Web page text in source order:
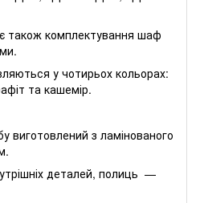
також комплектування шаф
у чотирьох кольорах:
та кашемір.
виготовлений з ламінованого
деталей, полиць —